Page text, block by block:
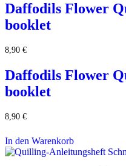
Daffodils Flower
booklet
8,90 €
Daffodils Flower
booklet
8,90 €
In den Warenkorb